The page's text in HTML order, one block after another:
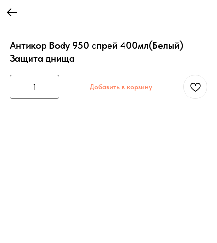
Антикор Body 950 спрей 400мл(Белый)
Защита днища
Добавить в корзину